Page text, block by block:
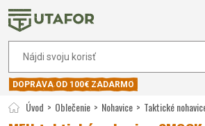
DOPRAVA OD 100€ ZADARMO
Úvod Oblečenie Nohavice Taktické